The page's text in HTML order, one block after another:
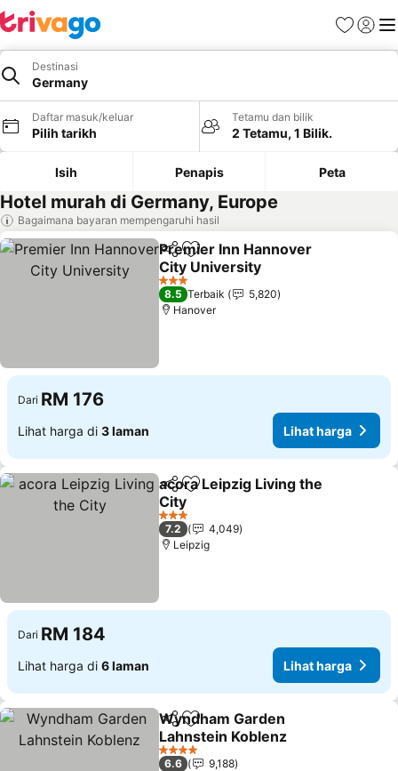
Kegemaran
Daftar
Destinasi
Germany
Daftar masuk/keluar
Pilih tarikh
Tetamu dan bilik
2 Tetamu, 1 Bilik.
Isih Penapis Peta
Hotel murah di Germany, Europe
Bagaimana bayaran mempengaruhi hasil
KongsiTambah ke favorit
Premier Inn Hannover
City University
Lihat harga
3 Bintang
8.5 Terbaik
5,820
Hanover
Dari RM 176
Lihat harga di 3 laman Lihat harga
KongsiTambah ke favorit
acora Leipzig Living the
City
Lihat harga
3 Bintang
7.2
4,049
Leipzig
Dari RM 184
Lihat harga di 6 laman Lihat harga
KongsiTambah ke favorit
Wyndham Garden
Lahnstein Koblenz
Lihat harga
4 Bintang
6.6
9,188